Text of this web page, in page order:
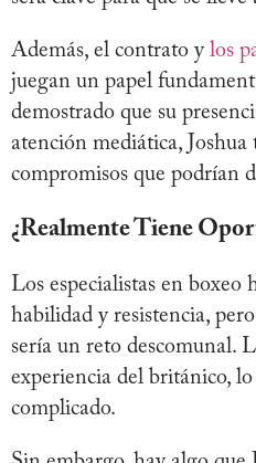
Además, el contrato y los
juegan un papel
demostrado que su
atención mediática, Joshua
compromisos que podrían
¿Realmente Tiene
Los especialistas en boxeo
habilidad y resistencia,
sería un reto descomunal.
experiencia del británico,
complicado.